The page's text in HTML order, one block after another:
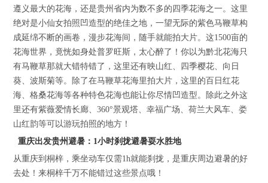
遵义最大的花海，还是贵州省内为数不多的四季花海之一。这里
绝对是小仙女拍照凹造型的绝佳之地，一望无际的紫色马鞭草构
成延绵不断的画卷，漫步花海间，随手就能拍大片。这1500亩的
花海世界，竟恍如身处普罗旺斯，太心醉了！你以为黔北花海只
有马鞭草那就大错特错了，这里还有映山红、四季樱花、向日
葵、波斯菊等。除了在马鞭草花海里拍大片，这里的百日红花
海、格桑花海等各种特色花海也能让你尽情凹造型。除此之外这
里还有紫薇爱情长廊、360°景观塔、幸福广场、荷兰大风车、娄
山红韵等可以游玩拍照的地方！
重庆出发贵州避暑：1小时刹拢避暑耍水胜地
从重庆到桐梓，乘坐动车仅需1h就能刹拢，是重庆周边避暑的好
去处！来桐梓千万不能错过这些景点哦！